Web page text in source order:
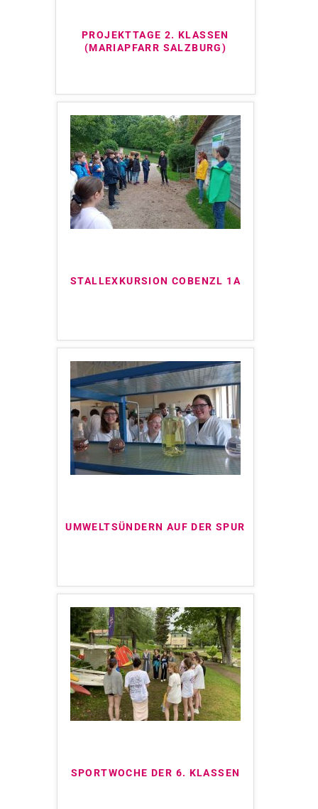
PROJEKTTAGE 2. KLASSEN
(MARIAPFARR SALZBURG)
STALLEXKURSION COBENZL 1A
UMWELTSÜNDERN AUF DER SPUR
SPORTWOCHE DER 6. KLASSEN